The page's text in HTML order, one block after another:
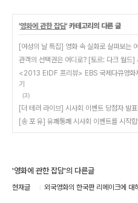
'영화에 관한 잡담' 카테고리의 다른 글
[여성의 날 특집] 영화 속 실화로 살펴보는
관객의 선택권은 어디로? [토르: 다크 월드]
<2013 EIDF 프리뷰> EBS 국제다큐영화
기
(3)
[더 테러 라이브] 시사회 이벤트 당첨자 발표!
[송 포 유] 유쾌통쾌 시사회 이벤트를 시작
'영화에 관한 잡담'의 다른글
현재글 외국영화의 한국판 리메이크에 대